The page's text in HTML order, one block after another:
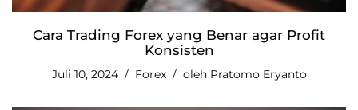
Cara Trading Forex yang Benar agar Profit
Konsisten
Juli 10, 2024 Forex oleh Pratomo Eryanto